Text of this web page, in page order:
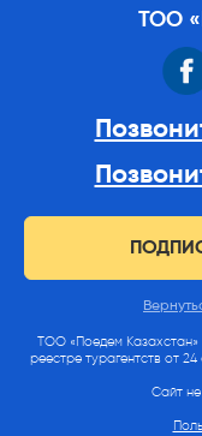
ТОО
ТОО «Поедем
реестре турагентств от
Сайт не